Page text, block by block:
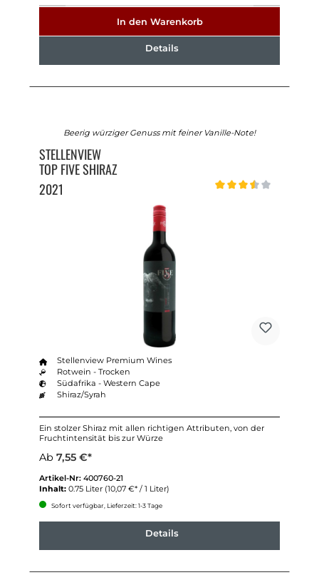
In den Warenkorb
Details
Beerig würziger Genuss mit feiner Vanille-Note!
STELLENVIEW
TOP FIVE SHIRAZ
2021
Stellenview Premium Wines
Rotwein - Trocken
Südafrika - Western Cape
Shiraz/Syrah
Ein stolzer Shiraz mit allen richtigen Attributen, von der
Fruchtintensität bis zur Würze
Ab 7,55 €*
Artikel-Nr: 400760-21
Inhalt: 0.75 Liter (10,07 €* / 1 Liter)
Sofort verfügbar, Lieferzeit: 1-3 Tage
Details